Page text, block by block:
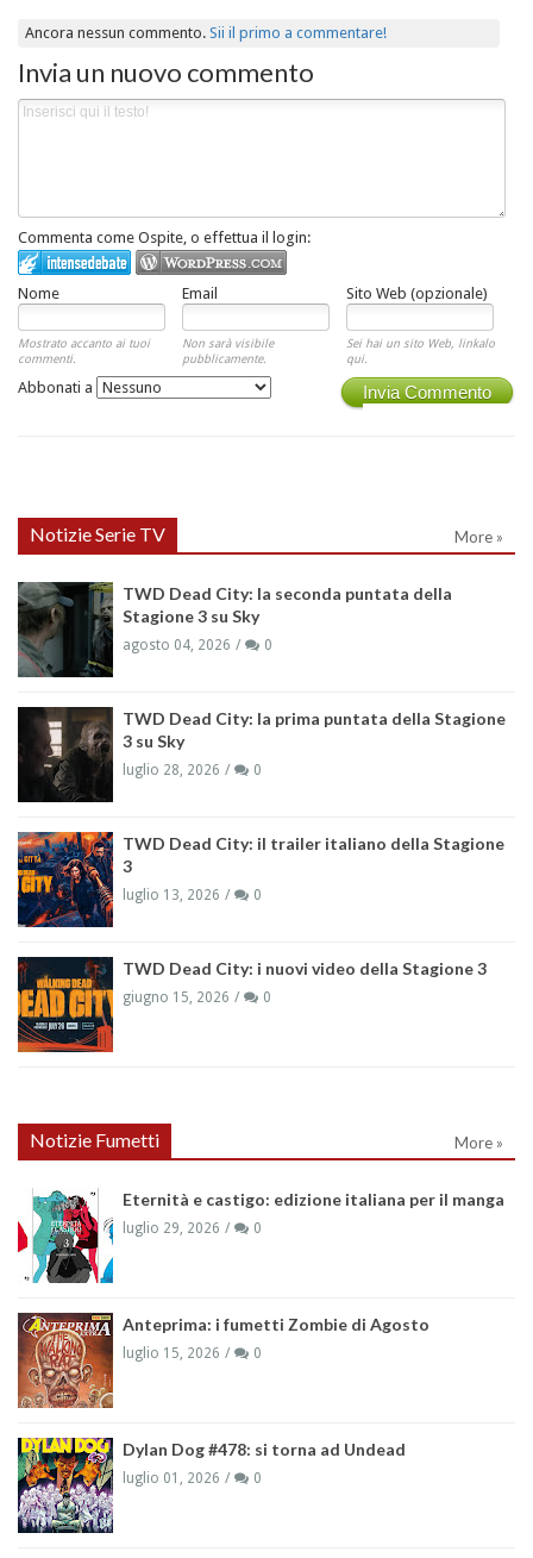
Ancora nessun commento.Sii il primo a commentare!
Invia un nuovo commento
Commenta come Ospite, o effettua il login:
Nome Email Sito Web (opzionale)
Mostrato accanto ai tuoi
commenti.
Non sarà visibile
pubblicamente.
Sei hai un sito Web, linkalo
qui.
Invia Commento
Abbonati a
Notizie Serie TV More »
TWD Dead City: la seconda puntata della
Stagione 3 su Sky
agosto 04, 2026 0
TWD Dead City: la prima puntata della Stagione
3 su Sky
luglio 28, 2026 0
TWD Dead City: il trailer italiano della Stagione
3
luglio 13, 2026 0
TWD Dead City: i nuovi video della Stagione 3
giugno 15, 2026 0
Notizie Fumetti More »
Eternità e castigo: edizione italiana per il manga
luglio 29, 2026 0
Anteprima: i fumetti Zombie di Agosto
luglio 15, 2026 0
Dylan Dog #478: si torna ad Undead
luglio 01, 2026 0